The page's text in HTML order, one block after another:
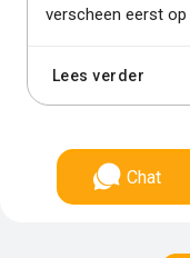
verscheen eerst op
Lees verder
Chat